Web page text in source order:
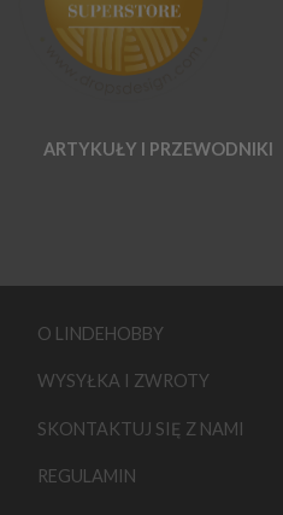
ARTYKUŁY I PRZEWODNIKI
O LINDEHOBBY
WYSYŁKA I ZWROTY
SKONTAKTUJ SIĘ Z NAMI
REGULAMIN